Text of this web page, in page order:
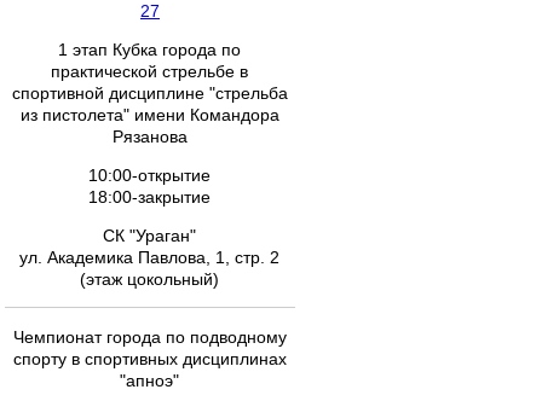
27
1 этап Кубка города по
практической стрельбе в
спортивной дисциплине "стрельба
из пистолета" имени Командора
Рязанова
10:00-открытие
18:00-закрытие
СК "Ураган"
ул. Академика Павлова, 1, стр. 2
(этаж цокольный)
Чемпионат города по подводному
спорту в спортивных дисциплинах
"апноэ"